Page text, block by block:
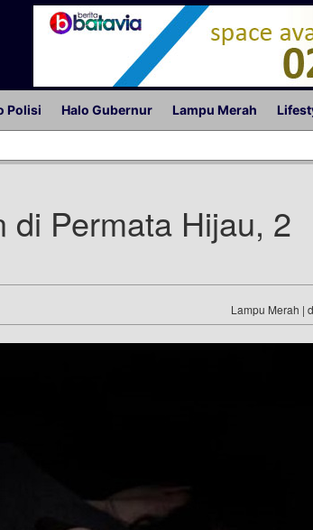
Polisi Halo Gubernur Lampu Merah
di Permata Hijau, 2
Lampu Merah |